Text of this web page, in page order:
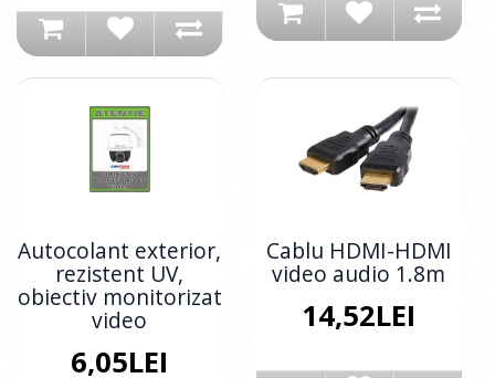
Autocolant exterior,
rezistent UV,
obiectiv monitorizat
video
6,05LEI
Cablu HDMI-HDMI
video audio 1.8m
14,52LEI